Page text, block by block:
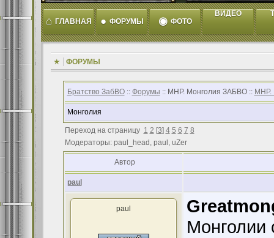
⌂ ГЛАВНАЯ ● ФОРУМЫ ◉ ФОТО
ВИДЕО
ФОРУМЫ
Братство ЗабВО:: Форумы :: МНР. Монголия ЗАБВО :: МНР.
Монголия
Переход на страницу 1 2 [3] 4 5 6 7 8
Модераторы: paul_head, paul, uZer
Автор
paul
paul
Монголии